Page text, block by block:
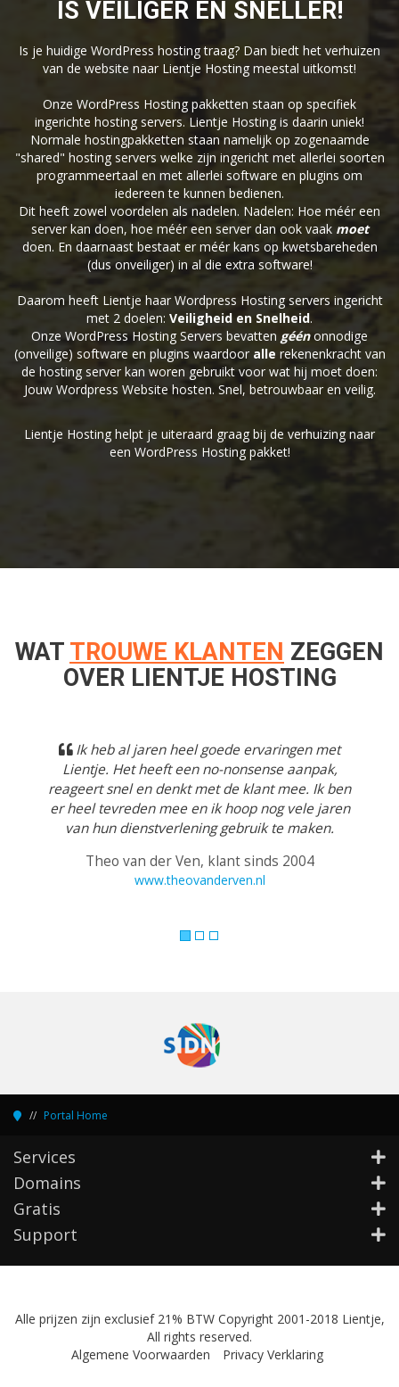
IS VEILIGER EN SNELLER!
Is je huidige WordPress hosting traag? Dan biedt het verhuizen
van de website naar Lientje Hosting meestal uitkomst!
Onze WordPress Hosting pakketten staan op specifiek
ingerichte hosting servers. Lientje Hosting is daarin uniek!
Normale hostingpakketten staan namelijk op zogenaamde
"shared" hosting servers welke zijn ingericht met allerlei soorten
programmeertaal en met allerlei software en plugins om
iedereen te kunnen bedienen.
Dit heeft zowel voordelen als nadelen. Nadelen: Hoe méér een
server kan doen, hoe méér een server dan ook vaak moet
doen. En daarnaast bestaat er méér kans op kwetsbareheden
(dus onveiliger) in al die extra software!
Daarom heeft Lientje haar Wordpress Hosting servers ingericht
met 2 doelen: Veiligheid en Snelheid.
Onze WordPress Hosting Servers bevatten géénonnodige
(onveilige) software en plugins waardoor alle rekenenkracht van
de hosting server kan woren gebruikt voor wat hij moet doen:
Jouw Wordpress Website hosten. Snel, betrouwbaar en veilig.
Lientje Hosting helpt je uiteraard graag bij de verhuizing naar
een WordPress Hosting pakket!
WAT TROUWE KLANTEN ZEGGEN
OVER LIENTJE HOSTING
Ik heb al jaren heel goede ervaringen met
Lientje. Het heeft een no-nonsense aanpak,
reageert snel en denkt met de klant mee. Ik ben
er heel tevreden mee en ik hoop nog vele jaren
van hun dienstverlening gebruik te maken.
Theo van der Ven, klant sinds 2004
www.theovanderven.nl
Previous
Portal Home
Services
Domains
Gratis
Support
Alle prijzen zijn exclusief 21% BTW Copyright 2001-2018 Lientje,
All rights reserved.
Algemene Voorwaarden
Privacy Verklaring